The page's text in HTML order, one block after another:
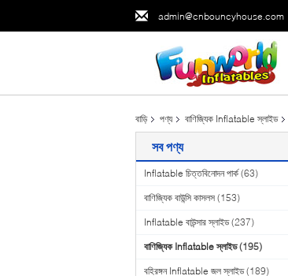
admin@cnbouncyhouse.com
বাড়ি পণ্য বাণিজ্যিক Inflatable স্লাইড
সব পণ্য
Inflatable চিত্তবিনোদন পার্ক (63)
বাণিজ্যিক বাউন্সি কাসলস (153)
Inflatable বাউন্সার স্লাইড (237)
বাণিজ্যিক Inflatable স্লাইড (195)
বহিরঙ্গন Inflatable জল স্লাইড (189)